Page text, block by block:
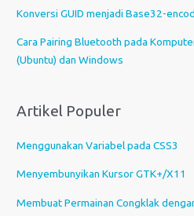
a
a
s
Konversi GUID menjadi Base32-
Cara Pairing Bluetooth pada
(Ubuntu) dan Windows
Artikel Populer
Menggunakan Variabel pada CSS3
Menyembunyikan Kursor GTK+/X11
Membuat Permainan Congklak